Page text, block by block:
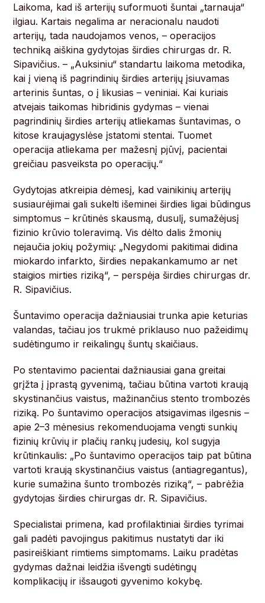
Laikoma, kad iš arterijų suformuoti šuntai „tarnauja“
ilgiau. Kartais negalima ar neracionalu naudoti
arterijų, tada naudojamos venos, – operacijos
techniką aiškina gydytojas širdies chirurgas dr. R.
Sipavičius. – „Auksiniu“ standartu laikoma metodika,
kai į vieną iš pagrindinių širdies arterijų įsiuvamas
arterinis šuntas, o į likusias – veniniai. Kai kuriais
atvejais taikomas hibridinis gydymas – vienai
pagrindinių širdies arterijų atliekamas šuntavimas, o
kitose kraujagyslėse įstatomi stentai. Tuomet
operacija atliekama per mažesnį pjūvį, pacientai
greičiau pasveiksta po operacijų.“
Gydytojas atkreipia dėmesį, kad vainikinių arterijų
susiaurėjimai gali sukelti išeminei širdies ligai būdingus
simptomus – krūtinės skausmą, dusulį, sumažėjusį
fizinio krūvio toleravimą. Vis dėlto dalis žmonių
nejaučia jokių požymių: „Negydomi pakitimai didina
miokardo infarkto, širdies nepakankamumo ar net
staigios mirties riziką“, – perspėja širdies chirurgas dr.
R. Sipavičius.
Šuntavimo operacija dažniausiai trunka apie keturias
valandas, tačiau jos trukmė priklauso nuo pažeidimų
sudėtingumo ir reikalingų šuntų skaičiaus.
Po stentavimo pacientai dažniausiai gana greitai
grįžta į įprastą gyvenimą, tačiau būtina vartoti kraują
skystinančius vaistus, mažinančius stento trombozės
riziką. Po šuntavimo operacijos atsigavimas ilgesnis –
apie 2–3 mėnesius rekomenduojama vengti sunkių
fizinių krūvių ir plačių rankų judesių, kol sugyja
krūtinkaulis: „Po šuntavimo operacijos taip pat būtina
vartoti kraują skystinančius vaistus (antiagregantus),
kurie sumažina šunto trombozės riziką“, – pabrėžia
gydytojas širdies chirurgas dr. R. Sipavičius.
Specialistai primena, kad profilaktiniai širdies tyrimai
gali padėti pavojingus pakitimus nustatyti dar iki
pasireiškiant rimtiems simptomams. Laiku pradėtas
gydymas dažnai leidžia išvengti sudėtingų
komplikacijų ir išsaugoti gyvenimo kokybę.